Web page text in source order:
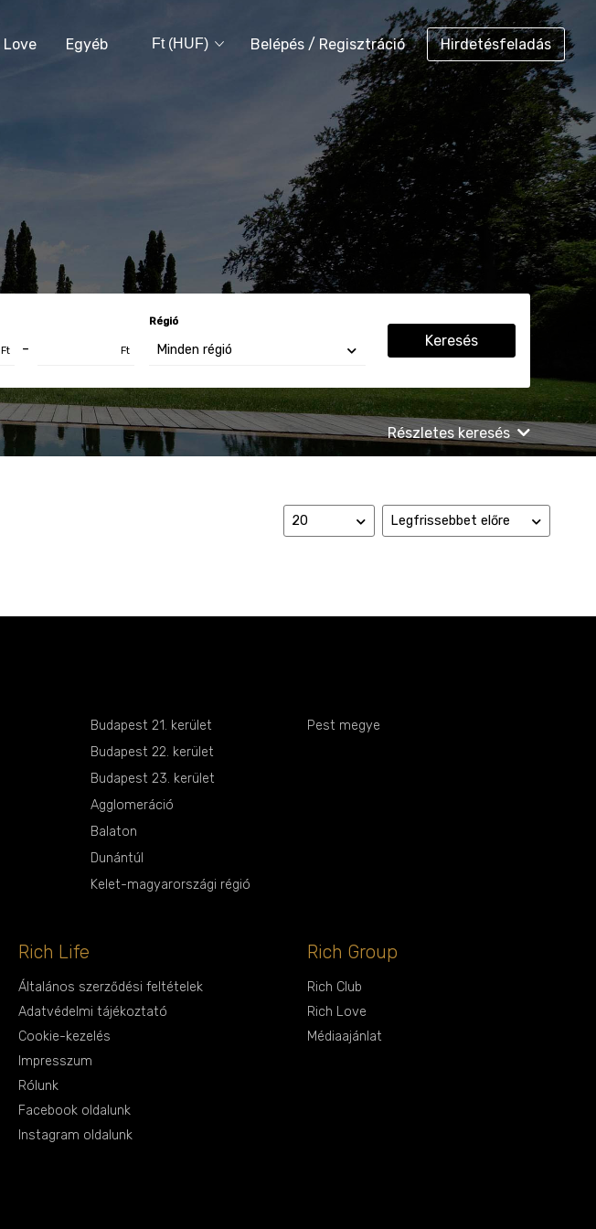
Love Egyéb Ft (HUF) Belépés / Regisztráció Hirdetésfeladás
Ft - Ft
Régió
Keresés
Részletes keresés
Budapest 21. kerület
Budapest 22. kerület
Budapest 23. kerület
Agglomeráció
Balaton
Dunántúl
Kelet-magyarországi régió
Pest megye
Rich Life
Általános szerződési feltételek
Adatvédelmi tájékoztató
Cookie-kezelés
Impresszum
Rólunk
Facebook oldalunk
Instagram oldalunk
Rich Group
Rich Club
Rich Love
Médiaajánlat